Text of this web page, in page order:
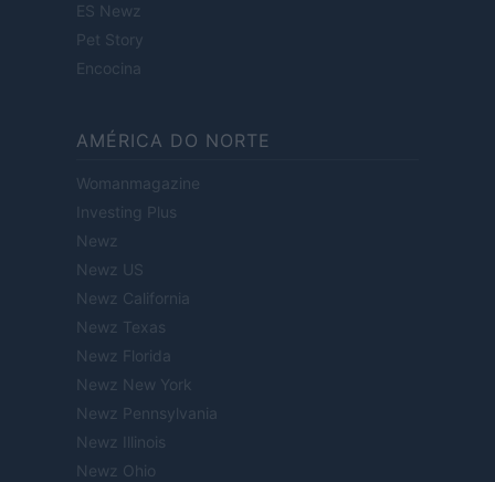
ES Newz
Pet Story
Encocina
AMÉRICA DO NORTE
Womanmagazine
Investing Plus
Newz
Newz US
Newz California
Newz Texas
Newz Florida
Newz New York
Newz Pennsylvania
Newz Illinois
Newz Ohio